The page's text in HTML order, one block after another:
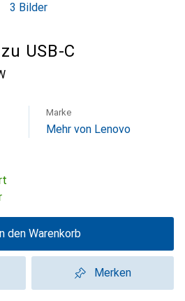
3 Bilder
USB-C
Marke
Mehr von Lenovo
den Warenkorb
Merken